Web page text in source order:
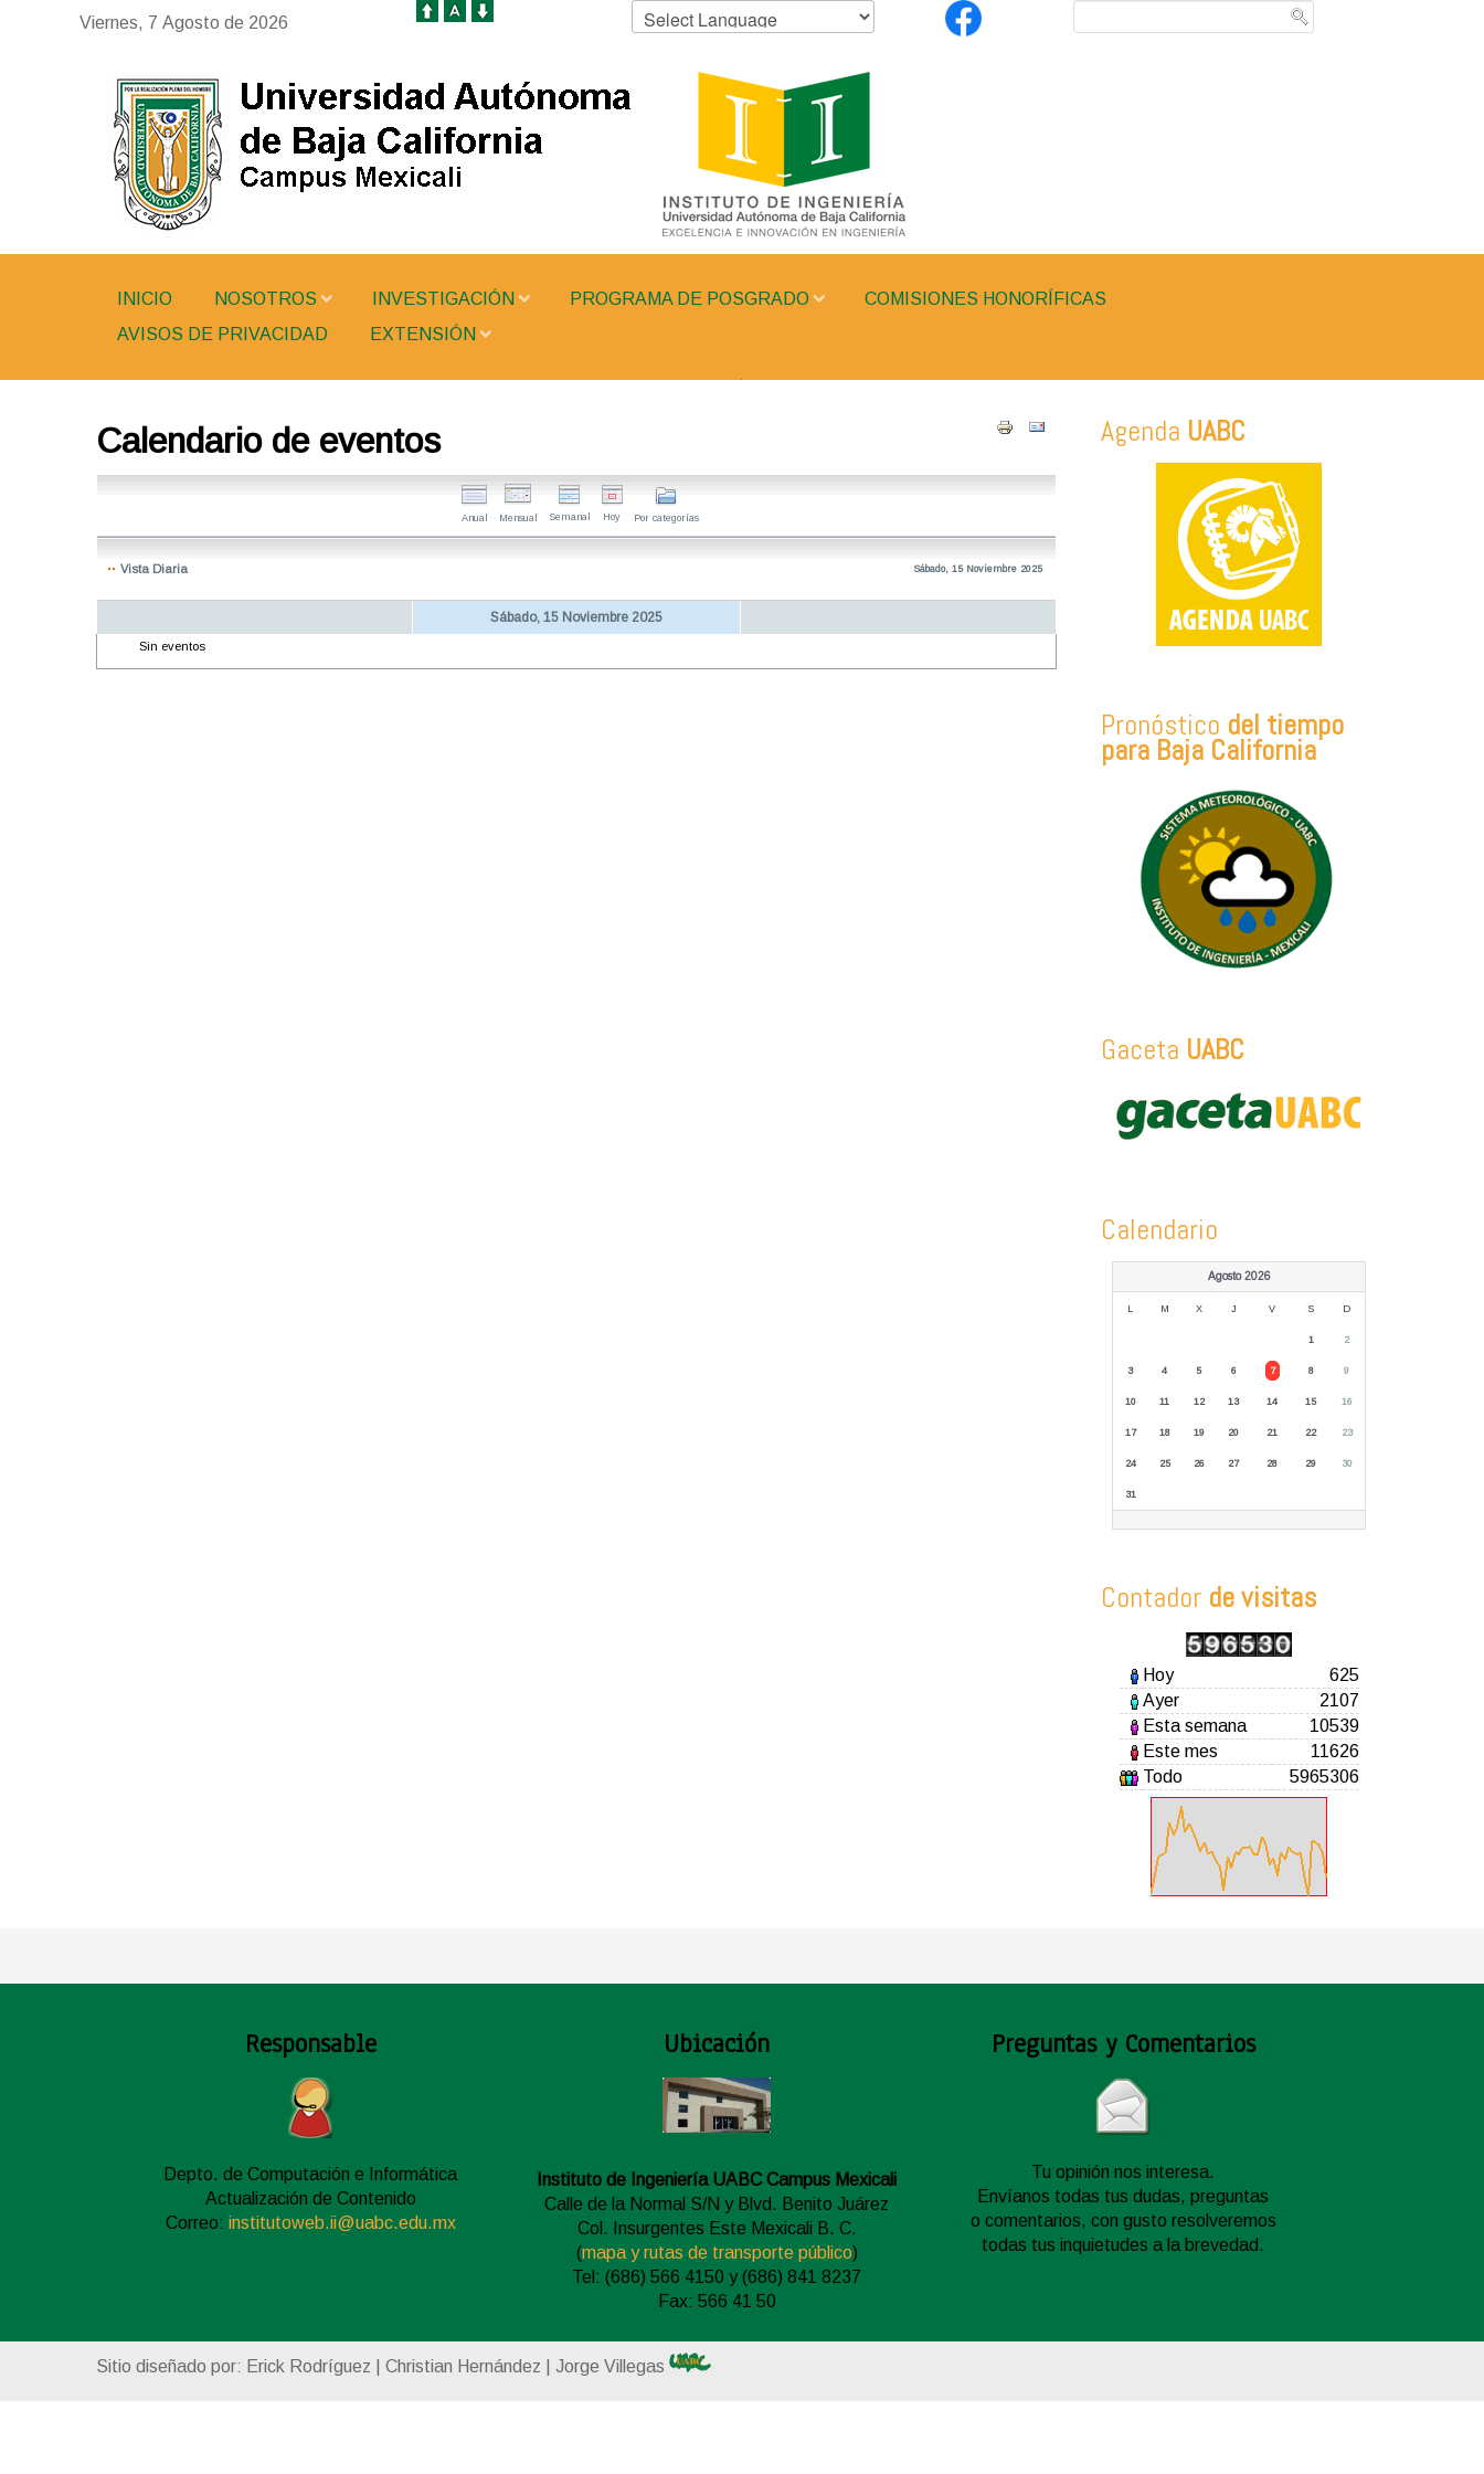
Viernes, 7 Agosto de 2026
INICIO NOSOTROS INVESTIGACIÓN PROGRAMA DE POSGRADO
COMISIONES HONORÍFICAS
AVISOS DE PRIVACIDAD
EXTENSIÓN
Calendario de eventos
Anual Mensual Semanal Hoy Por categorías
Vista Diaria Sábado, 15 Noviembre 2025
Sábado, 15 Noviembre 2025
Sin eventos
Agenda UABC
Pronóstico del tiempo
para Baja California
Gaceta UABC
Calendario
Agosto 2026
L M X J V S D
1 2
3 4 5 6 7 8 9
10 11 12 13 14 15 16
17 18 19 20 21 22 23
24 25 26 27 28 29 30
31
Contador de visitas
Hoy
625
Ayer
2107
Esta semana
10539
Este mes
11626
Todo
5965306
Responsable
Depto. de Computación e Informática
Actualización de Contenido
Correo: institutoweb.ii@uabc.edu.mx
Ubicación
Instituto de Ingeniería UABC Campus Mexicali
Calle de la Normal S/N y Blvd. Benito Juárez
Col. Insurgentes Este Mexicali B. C.
(mapa y rutas de transporte público)
Tel: (686) 566 4150 y (686) 841 8237
Fax: 566 41 50
Preguntas y Comentarios
Tu opinión nos interesa.
Envíanos todas tus dudas, preguntas
o comentarios, con gusto resolveremos
todas tus inquietudes a la brevedad.
Sitio diseñado por: Erick Rodríguez | Christian Hernández | Jorge Villegas